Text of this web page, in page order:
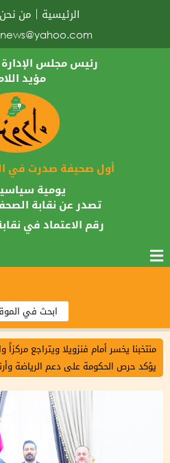
الرئيسية من نحن
رئيس مجلس الإدارة
مؤيد
أول صحيفة صدرت في
يومية
تصدر عن نقابة
رقم الاعتماد في
منتخبنا يخسر أمام فنزويلا ويتراجع
يؤكد حرص الحكومة على دعم الرياضة